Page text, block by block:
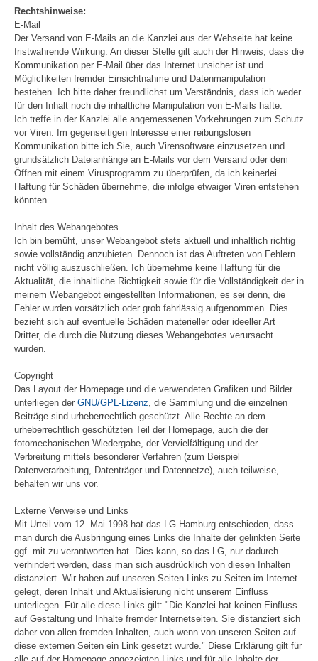
Rechtshinweise:
E-Mail
Der Versand von E-Mails an die Kanzlei aus der Webseite hat keine
fristwahrende Wirkung. An dieser Stelle gilt auch der Hinweis, dass die
Kommunikation per E-Mail über das Internet unsicher ist und
Möglichkeiten fremder Einsichtnahme und Datenmanipulation
bestehen. Ich bitte daher freundlichst um Verständnis, dass ich weder
für den Inhalt noch die inhaltliche Manipulation von E-Mails hafte.
Ich treffe in der Kanzlei alle angemessenen Vorkehrungen zum Schutz
vor Viren. Im gegenseitigen Interesse einer reibungslosen
Kommunikation bitte ich Sie, auch Virensoftware einzusetzen und
grundsätzlich Dateianhänge an E-Mails vor dem Versand oder dem
Öffnen mit einem Virusprogramm zu überprüfen, da ich keinerlei
Haftung für Schäden übernehme, die infolge etwaiger Viren entstehen
könnten.
Inhalt des Webangebotes
Ich bin bemüht, unser Webangebot stets aktuell und inhaltlich richtig
sowie vollständig anzubieten. Dennoch ist das Auftreten von Fehlern
nicht völlig auszuschließen. Ich übernehme keine Haftung für die
Aktualität, die inhaltliche Richtigkeit sowie für die Vollständigkeit der in
meinem Webangebot eingestellten Informationen, es sei denn, die
Fehler wurden vorsätzlich oder grob fahrlässig aufgenommen. Dies
bezieht sich auf eventuelle Schäden materieller oder ideeller Art
Dritter, die durch die Nutzung dieses Webangebotes verursacht
wurden.
Copyright
Das Layout der Homepage und die verwendeten Grafiken und Bilder
unterliegen der GNU/GPL-Lizenz , die Sammlung und die einzelnen
Beiträge sind urheberrechtlich geschützt. Alle Rechte an dem
urheberrechtlich geschützten Teil der Homepage, auch die der
fotomechanischen Wiedergabe, der Vervielfältigung und der
Verbreitung mittels besonderer Verfahren (zum Beispiel
Datenverarbeitung, Datenträger und Datennetze), auch teilweise,
behalten wir uns vor.
Externe Verweise und Links
Mit Urteil vom 12. Mai 1998 hat das LG Hamburg entschieden, dass
man durch die Ausbringung eines Links die Inhalte der gelinkten Seite
ggf. mit zu verantworten hat. Dies kann, so das LG, nur dadurch
verhindert werden, dass man sich ausdrücklich von diesen Inhalten
distanziert. Wir haben auf unseren Seiten Links zu Seiten im Internet
gelegt, deren Inhalt und Aktualisierung nicht unserem Einfluss
unterliegen. Für alle diese Links gilt: "Die Kanzlei hat keinen Einfluss
auf Gestaltung und Inhalte fremder Internetseiten. Sie distanziert sich
daher von allen fremden Inhalten, auch wenn von unseren Seiten auf
diese externen Seiten ein Link gesetzt wurde." Diese Erklärung gilt für